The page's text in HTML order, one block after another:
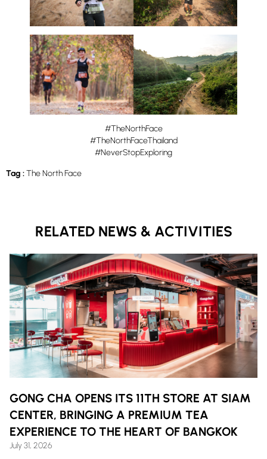
#TheNorthFace
#TheNorthFaceThailand
#NeverStopExploring
Tag :The North Face
RELATED NEWS & ACTIVITIES
GONG CHA OPENS ITS 11TH STORE AT SIAM
CENTER, BRINGING A PREMIUM TEA
EXPERIENCE TO THE HEART OF BANGKOK
July 31, 2026